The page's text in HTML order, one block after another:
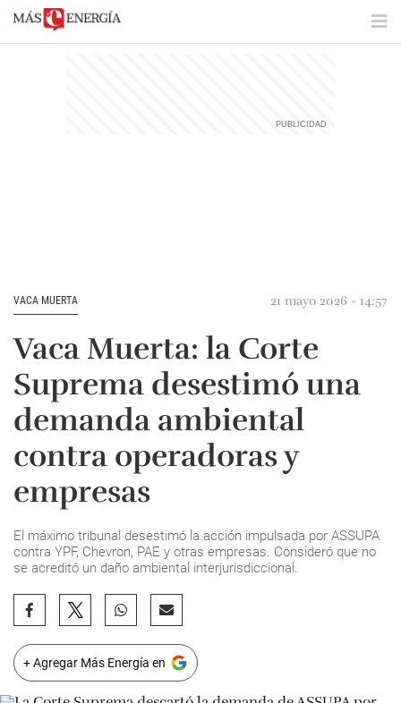
VACA MUERTA 21 mayo 2026 - 14:57
Vaca Muerta: la Corte
Suprema desestimó una
demanda ambiental
contra operadoras y
empresas
El máximo tribunal desestimó la acción impulsada por ASSUPA
contra YPF, Chevron, PAE y otras empresas. Consideró que no
se acreditó un daño ambiental interjurisdiccional.
+ Agregar Más Energía en